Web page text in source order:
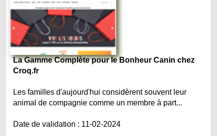
La Gamme Complète pour le Bonheur Canin chez
Croq.fr
Les familles d'aujourd'hui considèrent souvent leur
animal de compagnie comme un membre à part...
Date de validation : 11-02-2024